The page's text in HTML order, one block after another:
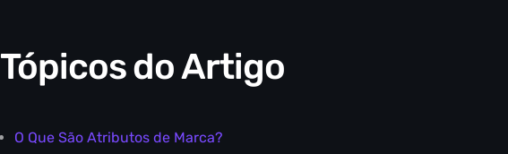
Tópicos do Artigo
O Que São Atributos de Marca?